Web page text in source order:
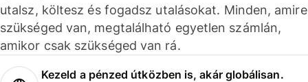
utalsz, költesz és fogadsz utalásokat. Minden, amire
szükséged van, megtalálható egyetlen számlán,
amikor csak szükséged van rá.
Kezeld a pénzed útközben is, akár globálisan.